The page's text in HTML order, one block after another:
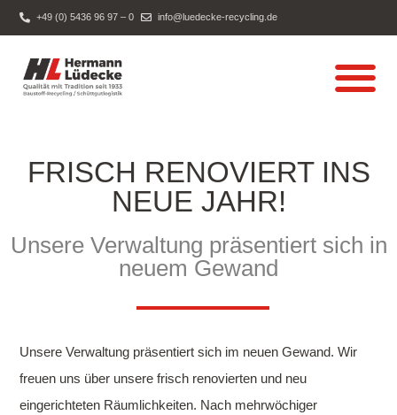
+49 (0) 5436 96 97 – 0 info@luedecke-recycling.de
FRISCH RENOVIERT INS
NEUE JAHR!
Unsere Verwaltung präsentiert sich in
neuem Gewand
Unsere Verwaltung präsentiert sich im neuen Gewand. Wir
freuen uns über unsere frisch renovierten und neu
eingerichteten Räumlichkeiten. Nach mehrwöchiger